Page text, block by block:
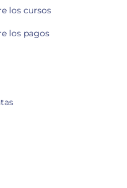
los cursos
los pagos